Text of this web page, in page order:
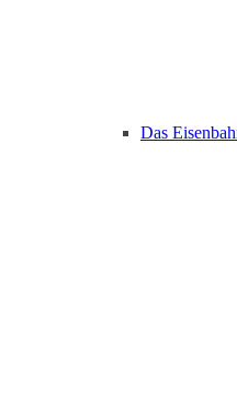
Das